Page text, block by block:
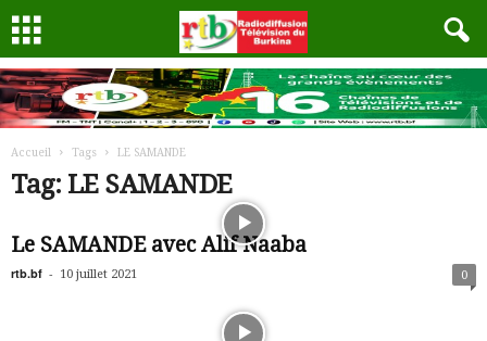
Accueil Tags LE SAMANDE
Tag: LE SAMANDE
Le SAMANDE avec Alif Naaba
rtb.bf - 10 juillet 2021 0